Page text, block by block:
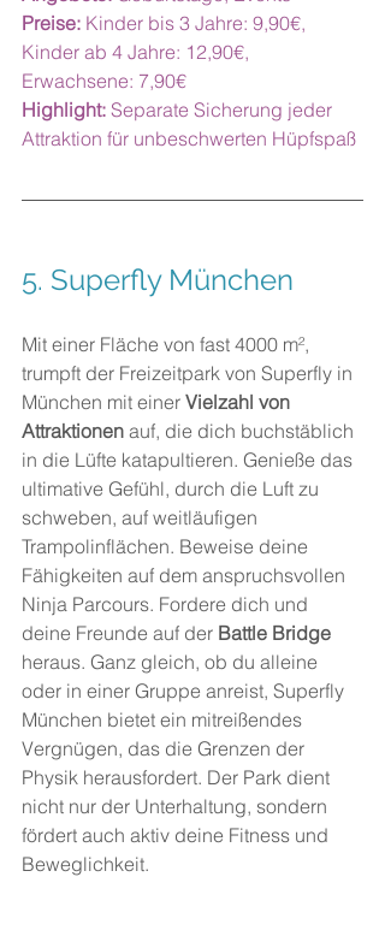
Preise: Kinder bis 3 Jahre: 9,90€,
Kinder ab 4 Jahre: 12,90€,
Erwachsene: 7,90€
Highlight: Separate Sicherung jeder
Attraktion für unbeschwerten Hüpfspaß
5. Superfly München
Mit einer Fläche von fast 4000 m²,
trumpft der Freizeitpark von Superfly in
München mit einer Vielzahl von
Attraktionen auf, die dich buchstäblich
in die Lüfte katapultieren. Genieße das
ultimative Gefühl, durch die Luft zu
schweben, auf weitläufigen
Trampolinflächen. Beweise deine
Fähigkeiten auf dem anspruchsvollen
Ninja Parcours. Fordere dich und
deine Freunde auf der Battle Bridge
heraus. Ganz gleich, ob du alleine
oder in einer Gruppe anreist, Superfly
München bietet ein mitreißendes
Vergnügen, das die Grenzen der
Physik herausfordert. Der Park dient
nicht nur der Unterhaltung, sondern
fördert auch aktiv deine Fitness und
Beweglichkeit.